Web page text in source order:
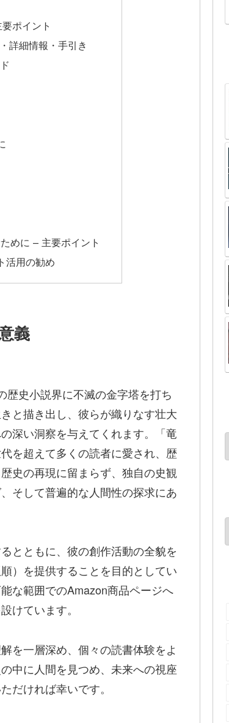
ポイント
詳細情報・手引き
めに – 主要ポイント
活用の勧め
義
史小説界に不滅の金字塔を打ち
と描き出し、彼らが織りなす壮大
深い洞察を与えてくれます。「竜
を超えて多くの読者に愛され、歴
史の再現に留まらず、独自の史観
そして普遍的な人間性の探求にあ
とともに、彼の創作活動の全貌を
）を提供することを目的としてい
な範囲でのAmazon商品ページへ
けています。
を一層深め、個々の読書体験をよ
中に人間を見つめ、未来への視座
だければ幸いです。